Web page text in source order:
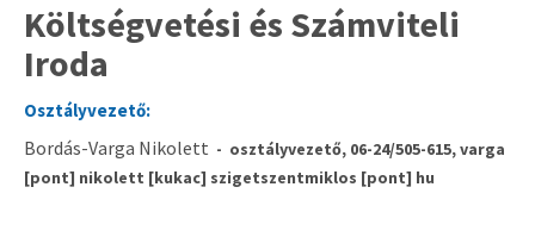
Pénzügyi Iroda
Költségvetési és Számviteli
Iroda
Osztályvezető:
Bordás-Varga Nikolett - osztályvezető, 06-24/505-615, varga
[pont] nikolett [kukac] szigetszentmiklos [pont] hu